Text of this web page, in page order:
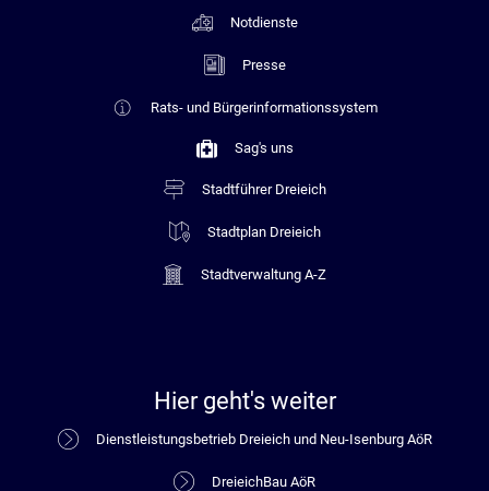
Notdienste
Presse
Rats- und Bürgerinformationssystem
Sag's uns
Stadtführer Dreieich
Stadtplan Dreieich
Stadtverwaltung A-Z
Hier geht's weiter
Dienstleistungsbetrieb Dreieich und Neu-Isenburg AöR
DreieichBau AöR